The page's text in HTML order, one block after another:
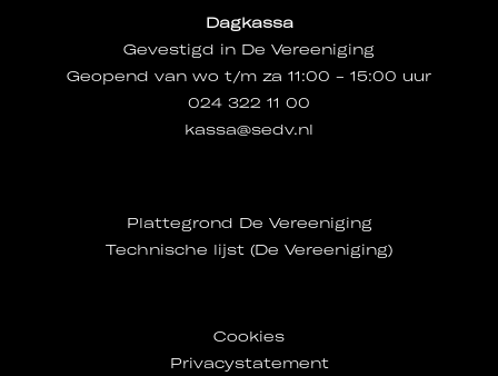
Dagkassa
Gevestigd in De Vereeniging
Geopend van wo t/m za 11:00 - 15:00 uur
024 322 11 00
kassa@sedv.nl
Plattegrond De Vereeniging
Technische lijst (De Vereeniging)
Cookies
Privacystatement